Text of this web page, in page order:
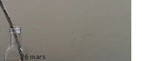
26 mars